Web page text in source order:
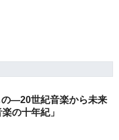
の―20世紀音楽から未来
の十年紀」